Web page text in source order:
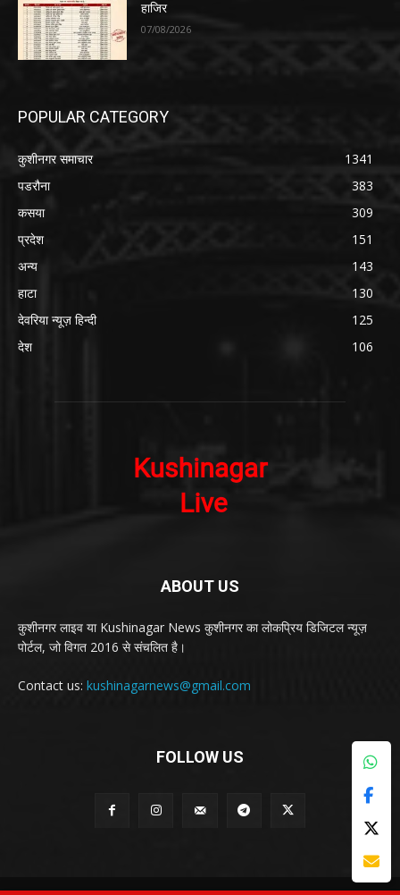
हाजिर
07/08/2026
POPULAR CATEGORY
कुशीनगर समाचार
1341
पडरौना
383
कसया
309
प्रदेश
151
अन्य
143
हाटा
130
देवरिया न्यूज़ हिन्दी
125
देश
106
ABOUT US
कुशीनगर लाइव या Kushinagar News कुशीनगर का लोकप्रिय डिजिटल न्यूज़
पोर्टल, जो विगत 2016 से संचलित है।
Contact us: kushinagarnews@gmail.com
FOLLOW US